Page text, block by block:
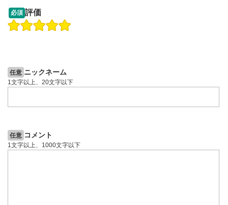
操作説明動画
必須 評価
任意 ニックネーム
1文字以上、20文字以下
任意 コメント
1文字以上、1000文字以下